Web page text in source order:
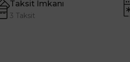
Taksit İmkanı
3 Taksit